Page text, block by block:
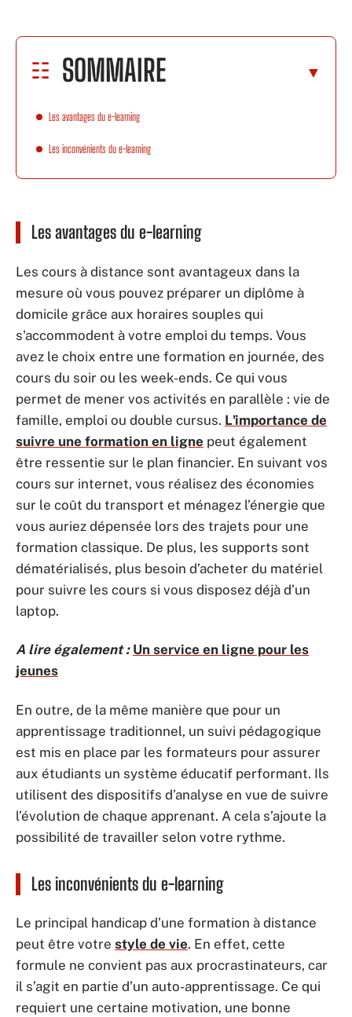
SOMMAIRE
Les avantages du e-learning
Les inconvénients du e-learning
Les avantages du e-learning
Les cours à distance sont avantageux dans la
mesure où vous pouvez préparer un diplôme à
domicile grâce aux horaires souples qui
s'accommodent à votre emploi du temps. Vous
avez le choix entre une formation en journée, des
cours du soir ou les week-ends. Ce qui vous
permet de mener vos activités en parallèle : vie de
famille, emploi ou double cursus. L'importance de
suivre une formation en ligne peut également
être ressentie sur le plan financier. En suivant vos
cours sur internet, vous réalisez des économies
sur le coût du transport et ménagez l’énergie que
vous auriez dépensée lors des trajets pour une
formation classique. De plus, les supports sont
dématérialisés, plus besoin d’acheter du matériel
pour suivre les cours si vous disposez déjà d’un
laptop.
A lire également : Un service en ligne pour les
jeunes
En outre, de la même manière que pour un
apprentissage traditionnel, un suivi pédagogique
est mis en place par les formateurs pour assurer
aux étudiants un système éducatif performant. Ils
utilisent des dispositifs d’analyse en vue de suivre
l’évolution de chaque apprenant. A cela s’ajoute la
possibilité de travailler selon votre rythme.
Les inconvénients du e-learning
Le principal handicap d’une formation à distance
peut être votre style de vie. En effet, cette
formule ne convient pas aux procrastinateurs, car
il s’agit en partie d’un auto-apprentissage. Ce qui
requiert une certaine motivation, une bonne